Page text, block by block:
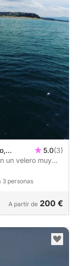
5.0(3)
muy
3 personas
A partir de 200 €